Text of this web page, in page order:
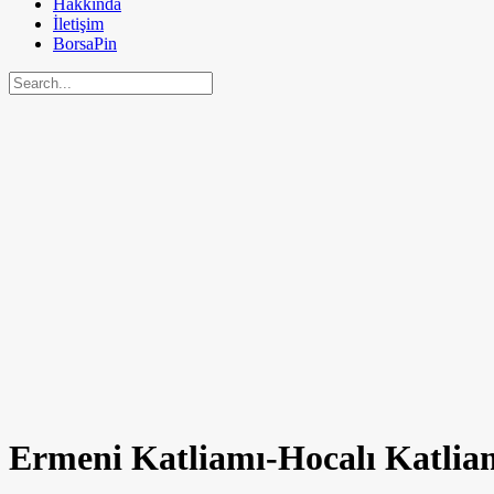
İletişim
BorsaPin
Ermeni Katliamı-Hocalı